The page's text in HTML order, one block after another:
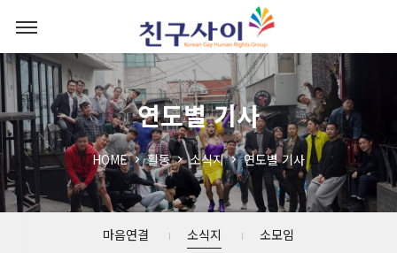
연도별 기사
HOME 활동 소식지 연도별 기사
마음연결 소식지 소모임